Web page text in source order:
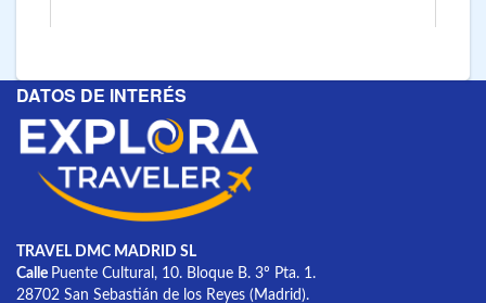
DATOS DE INTERÉS
TRAVEL DMC MADRID SL
Calle Puente Cultural, 10. Bloque B. 3º Pta. 1.
28702 San Sebastián de los Reyes (Madrid).